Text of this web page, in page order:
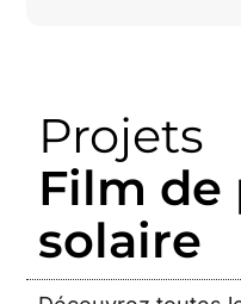
Projets
Film
solaire